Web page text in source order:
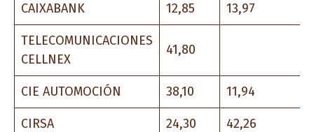
CAIXABANK 12,85 13,97
TELECOMUNICACIONES
CELLNEX
41,80
CIE AUTOMOCIÓN 38,10 11,94
CIRSA 24,30 42,26